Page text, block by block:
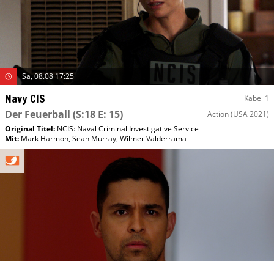
Sa, 08.08 17:25
Navy CIS Kabel 1
Der Feuerball (S:18 E: 15) Action(USA 2021)
Original Titel: NCIS: Naval Criminal Investigative Service
Mit: Mark Harmon,Sean Murray,Wilmer Valderrama